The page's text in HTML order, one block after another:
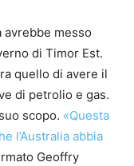
avrebbe messo
di Timor Est.
quello di avere il
di petrolio e gas.
scopo. «Questa
l’Australia abbia
Geoffry